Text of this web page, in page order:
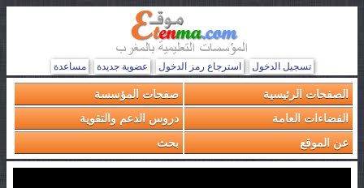
تسجيل الدخول استرجاع رمز الدخول عضوية جديدة مساعدة
الصفحات الرئيسية
صفحات المؤسسة
الفضاءات العامة
دروس الدعم والتقوية
عن الموقع
بحث